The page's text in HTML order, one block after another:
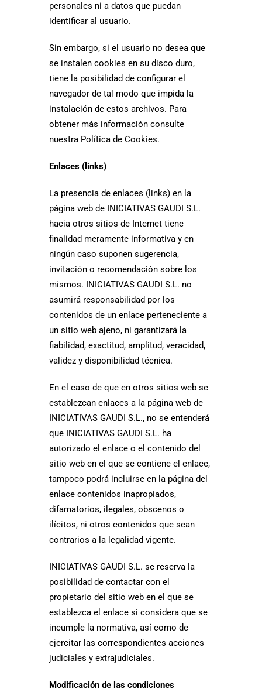
personales ni a datos que puedan
identificar al usuario.
Sin embargo, si el usuario no desea que
se instalen cookies en su disco duro,
tiene la posibilidad de configurar el
navegador de tal modo que impida la
instalación de estos archivos. Para
obtener más información consulte
nuestra Política de Cookies.
Enlaces (links)
La presencia de enlaces (links) en la
página web de INICIATIVAS GAUDI S.L.
hacia otros sitios de Internet tiene
finalidad meramente informativa y en
ningún caso suponen sugerencia,
invitación o recomendación sobre los
mismos. INICIATIVAS GAUDI S.L. no
asumirá responsabilidad por los
contenidos de un enlace perteneciente a
un sitio web ajeno, ni garantizará la
fiabilidad, exactitud, amplitud, veracidad,
validez y disponibilidad técnica.
En el caso de que en otros sitios web se
establezcan enlaces a la página web de
INICIATIVAS GAUDI S.L., no se entenderá
que INICIATIVAS GAUDI S.L. ha
autorizado el enlace o el contenido del
sitio web en el que se contiene el enlace,
tampoco podrá incluirse en la página del
enlace contenidos inapropiados,
difamatorios, ilegales, obscenos o
ilícitos, ni otros contenidos que sean
contrarios a la legalidad vigente.
INICIATIVAS GAUDI S.L. se reserva la
posibilidad de contactar con el
propietario del sitio web en el que se
establezca el enlace si considera que se
incumple la normativa, así como de
ejercitar las correspondientes acciones
judiciales y extrajudiciales.
Modificación de las condiciones